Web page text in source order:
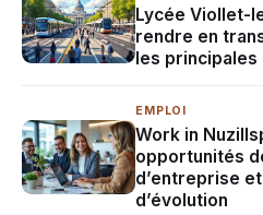
Lycée Viollet-
rendre en
les
EMPLOI
Work in
opportunités
d’entreprise
d’évolution